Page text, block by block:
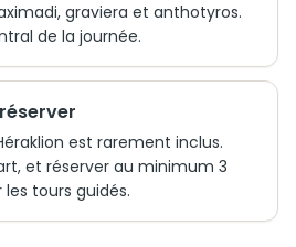
graviera et anthotyros.
de la journée.
est rarement inclus.
et réserver au minimum 3
tours guidés.